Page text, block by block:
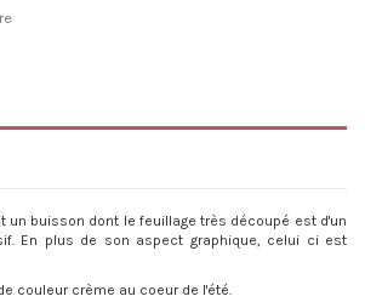
un buisson dont le feuillage très découpé est d'un
En plus de son aspect graphique, celui ci est
couleur crème au coeur de l'été.